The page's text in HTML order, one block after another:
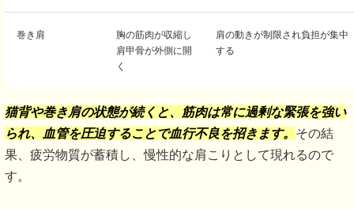
巻き肩
胸の筋肉が収縮し
肩甲骨が外側に開
く
肩の動きが制限され負担が集中
する
猫背や巻き肩の状態が続くと、筋肉は常に過剰な緊張を強い
られ、血管を圧迫することで血行不良を招きます。 その結
果、疲労物質が蓄積し、慢性的な肩こりとして現れるので
す。